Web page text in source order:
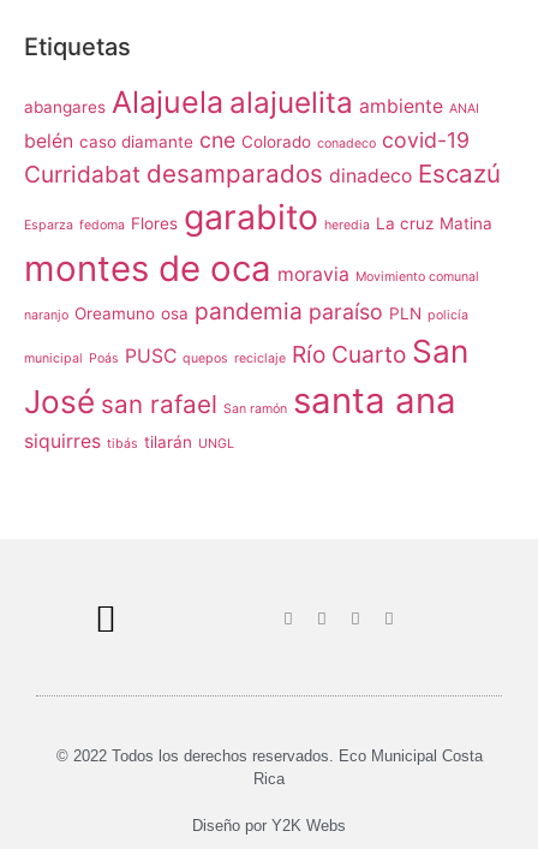
Etiquetas
abangares Alajuela alajuelita ambiente ANAI
belén caso diamante cne Colorado conadeco covid-19
Curridabat desamparados dinadeco Escazú
Esparza fedoma Flores garabito heredia La cruz Matina
montes de oca moravia Movimiento comunal
naranjo Oreamuno osa pandemia paraíso PLN policía
municipal Poás PUSC quepos reciclaje Río Cuarto San
José san rafael San ramón santa ana
siquirres tibás tilarán UNGL
© 2022 Todos los derechos reservados. Eco Municipal Costa
Rica
Diseño por Y2K Webs